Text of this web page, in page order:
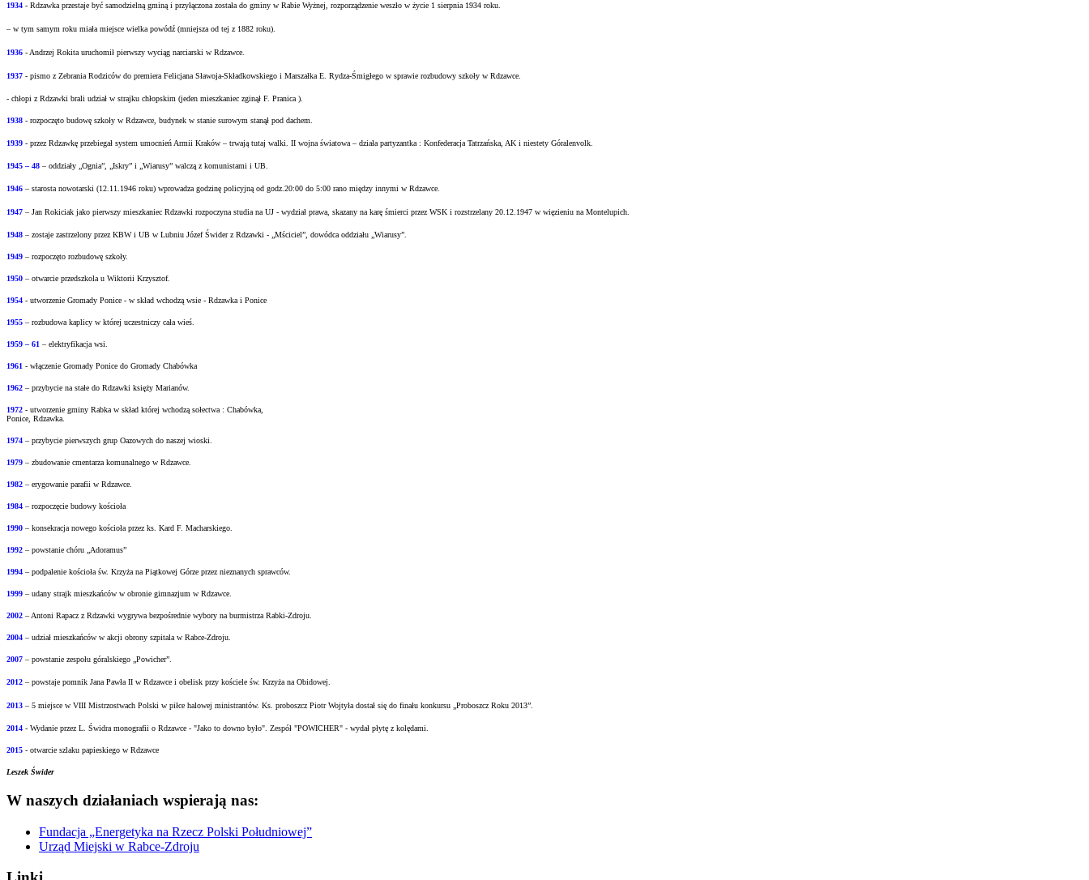
1934 - Rdzawka przestaje być samodzielną gminą i przyłączona została do gminy w Rabie Wyżnej, rozporządzenie weszło w życie 1 sierpnia 1934 roku.
– w tym samym roku miała miejsce wielka powódź (mniejsza od tej z 1882 roku).
1936 - Andrzej Rokita uruchomił pierwszy wyciąg narciarski w Rdzawce.
1937 - pismo z Zebrania Rodziców do premiera Felicjana Sławoja-Składkowskiego i MarszałkaE. Rydza-Śmigłego w sprawie rozbudowy szkoły w Rdzawce.
- chłopi z Rdzawki brali udział w strajku chłopskim (jeden mieszkaniec zginął F. Pranica ).
1938 - rozpoczęto budowę szkoły w Rdzawce, budynek w stanie surowym stanął pod dachem.
1939 - przez Rdzawkę przebiegał system umocnień Armii Kraków – trwają tutaj walki. II wojna światowa – działa partyzantka : Konfederacja Tatrzańska, AK i niestety Góralenvolk.
1945 – 48 – oddziały „Ognia”, „Iskry” i „Wiarusy” walczą z komunistami i UB.
1946 – starosta nowotarski (12.11.1946 roku) wprowadza godzinę policyjną od godz.20:00 do 5:00 rano między innymi w Rdzawce.
1947 – Jan Rokiciak jako pierwszy mieszkaniec Rdzawki rozpoczyna studia na UJ - wydział prawa, skazany na karę śmierci przez WSK i rozstrzelany 20.12.1947 w więzieniu naMontelupich.
1948 – zostaje zastrzelony przez KBW i UB w Lubniu Józef Świder z Rdzawki - „Mściciel”, dowódca oddziału „Wiarusy”.
1949 – rozpoczęto rozbudowę szkoły.
1950 – otwarcie przedszkola u Wiktorii Krzysztof.
1954 - utworzenie Gromady Ponice - w skład wchodzą wsie - Rdzawka i Ponice
1955 – rozbudowa kaplicy w której uczestniczy cała wieś.
1959 – 61 – elektryfikacja wsi.
1961 - włączenie Gromady Ponice do Gromady Chabówka
1962 – przybycie na stałe do Rdzawki księży Marianów.
1972 - utworzenie gminy Rabka w skład której wchodzą sołectwa : Chabówka,
Ponice, Rdzawka.
1974 – przybycie pierwszych grup Oazowych do naszej wioski.
1979 – zbudowanie cmentarza komunalnego w Rdzawce.
1982 – erygowanie parafii w Rdzawce.
1984 – rozpoczęcie budowy kościoła
1990 – konsekracja nowego kościoła przez ks. Kard F. Macharskiego.
1992 – powstanie chóru „Adoramus”
1994 – podpalenie kościoła św. Krzyża na Piątkowej Górze przez nieznanych sprawców.
1999 – udany strajk mieszkańców w obronie gimnazjum w Rdzawce.
2002 – Antoni Rapacz z Rdzawki wygrywa bezpośrednie wybory na burmistrza Rabki-Zdroju.
2004 – udział mieszkańców w akcji obrony szpitala w Rabce-Zdroju.
2007 – powstanie zespołu góralskiego „Powicher”.
2012 – powstaje pomnik Jana Pawła II w Rdzawce i obelisk przy kościele św. Krzyża naObidowej.
2013 – 5 miejsce w VIII Mistrzostwach Polski w piłce halowej ministrantów. Ks. proboszcz Piotr Wojtyła dostał się do finału konkursu „Proboszcz Roku 2013”.
2014 - Wydanie przez L. Świdra monografii o Rdzawce - "Jako to downo było". Zespół "POWICHER" - wydał płytę z kolędami.
2015 - otwarcie szlaku papieskiego w Rdzawce
Leszek Świder
W naszych działaniach wspierają nas:
Fundacja „Energetyka na Rzecz Polski Południowej”
Urząd Miejski w Rabce-Zdroju